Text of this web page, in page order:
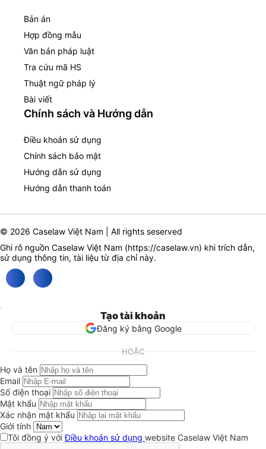
Bản án
Hợp đồng mẫu
Văn bản pháp luật
Tra cứu mã HS
Thuật ngữ pháp lý
Bài viết
Chính sách và Hướng dẫn
Điều khoản sử dụng
Chính sách bảo mật
Hướng dẫn sử dụng
Hướng dẫn thanh toán
© 2026 Caselaw Việt Nam | All rights seserved
Ghi rõ nguồn Caselaw Việt Nam (https://caselaw.vn) khi trích dẫn,
sử dụng thông tin, tài liệu từ địa chỉ này.
Tạo tài khoản
Đăng ký bằng Google
HOẶC
Họ và tên
Email
Số điện thoại
Mật khẩu
Xác nhận mật khẩu
Giới tính
Tôi đồng ý vớiĐiều khoản sử dụng website Caselaw Việt Nam